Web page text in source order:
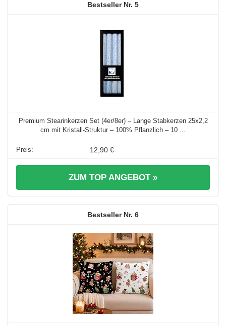
5
Premium Stearinkerzen Set (4er/8er) – Lange Stabkerzen 25x2,2
cm mit Kristall-Struktur – 100% Pflanzlich – 10 ...
12,90 €
ZUM TOP ANGEBOT »
6